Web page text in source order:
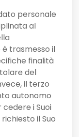
personale
al
trasmesso il
finalità
del
il terzo
autonomo
i Suoi
il Suo